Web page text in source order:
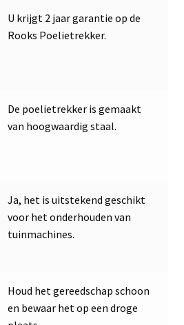
U krijgt 2 jaar garantie op de
Rooks Poelietrekker.
De poelietrekker is gemaakt
van hoogwaardig staal.
Ja, het is uitstekend geschikt
voor het onderhouden van
tuinmachines.
Houd het gereedschap schoon
en bewaar het op een droge